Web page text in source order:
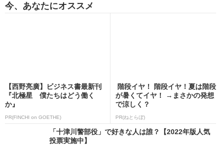
今、あなたにオススメ
【西野亮廣】ビジネス書最新刊
『北極星 僕たちはどう働く
か』
PR(FINCHI on GOETHE)
階段イヤ！ 階段イヤ！夏は階段
が暑くてイヤ！ →まさかの発想
で涼しく？
PR(ねとらぼ)
「十津川警部役」で好きな人は誰？【2022年版人気
投票実施中】